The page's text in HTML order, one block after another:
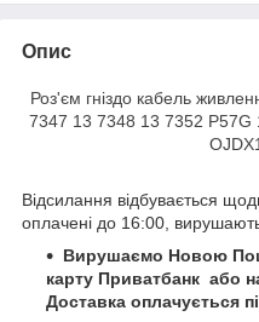
Опис
Роз'єм гніздо кабель
7347 13 7348 13 7352 P57G
Відсилання відбувається
оплачені до 16:00,
Вирушаємо Новою
карту Приватбанк або
Доставка оплачується